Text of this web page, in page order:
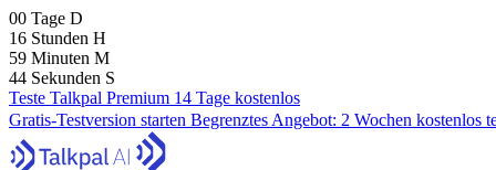
00 Tage D
16 Stunden H
59 Minuten M
43 Sekunden S
Teste Talkpal Premium 14 Tage kostenlos
Gratis-Testversion starten Begrenztes Angebot: 2 Wochen kostenlos